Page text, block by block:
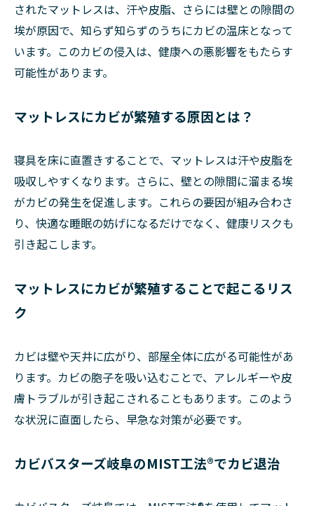
されたマットレスは、汗や皮脂、さらには壁との隙間の
埃が原因で、知らず知らずのうちにカビの温床となって
います。このカビの侵入は、健康への悪影響をもたらす
可能性があります。
マットレスにカビが繁殖する原因とは？
寝具を床に直置きすることで、マットレスは汗や皮脂を
吸収しやすくなります。さらに、壁との隙間に溜まる埃
がカビの発生を促進します。これらの要因が組み合わさ
り、快適な睡眠の妨げになるだけでなく、健康リスクも
引き起こします。
マットレスにカビが繁殖することで起こるリス
ク
カビは壁や天井に広がり、部屋全体に広がる可能性があ
ります。カビの胞子を吸い込むことで、アレルギーや皮
膚トラブルが引き起こされることもあります。このよう
な状況に直面したら、早急な対策が必要です。
カビバスターズ岐阜のMIST工法®でカビ退治